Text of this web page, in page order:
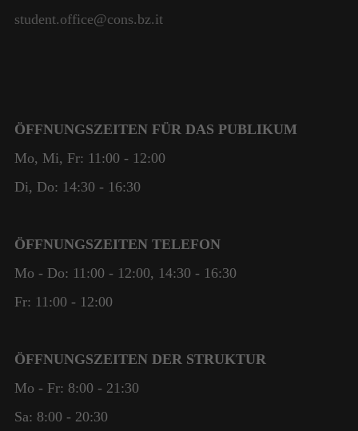
student.office@cons.bz.it
ÖFFNUNGSZEITEN FÜR DAS PUBLIKUM
Mo, Mi, Fr: 11:00 - 12:00
Di, Do: 14:30 - 16:30
ÖFFNUNGSZEITEN TELEFON
Mo - Do: 11:00 - 12:00, 14:30 - 16:30
Fr: 11:00 - 12:00
ÖFFNUNGSZEITEN DER STRUKTUR
Mo - Fr: 8:00 - 21:30
Sa: 8:00 - 20:30